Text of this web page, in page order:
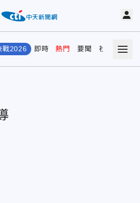
戰2026 即時 熱門 要聞 社會 娛樂